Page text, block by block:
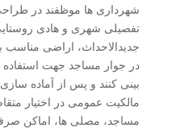
شهرداری ها موظفند در
تفصیلی شهری و هادی
جدیدالاحداث، اراضی مناسب
در جوار مساجد جهت
بینی کنند و پس از آماده
مالکیت عمومی در اختیار
مساجد، مصلی ها، اماکن